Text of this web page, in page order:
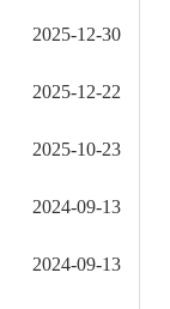
2025-12-30
2025-12-22
2025-10-23
2024-09-13
2024-09-13